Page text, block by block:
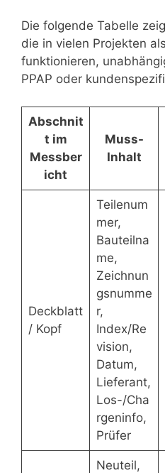
Die folgende Tabelle
die in vielen Projekten
funktionieren,
PPAP oder
Abschnit
t im
Messber
icht
Muss-
Inhalt
Deckblatt
/ Kopf
Teilenum
mer,
Bauteilna
me,
Zeichnun
gsnumme
r,
Index/Re
vision,
Datum,
Lieferant,
Los-/Cha
rgeninfo,
Prüfer
Neuteil,